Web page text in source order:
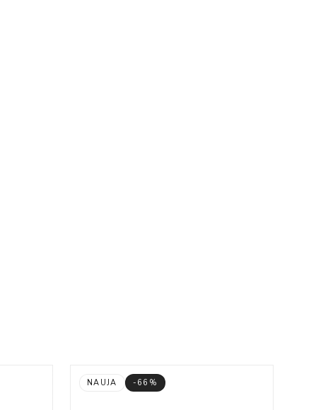
NAUJA -66%